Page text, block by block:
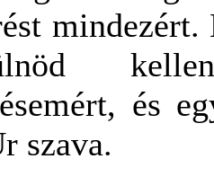
mindezért.
és
szava.